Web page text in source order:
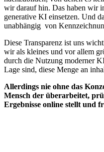
wir darauf hin. Das haben wir
generative KI einsetzen. Und
unabhängig von
Diese Transparenz ist uns
wir als kleines und vor allem
durch die Nutzung moderner
Lage sind, diese Menge an
Allerdings nie ohne das
Mensch der überarbeitet,
Ergebnisse online stellt und